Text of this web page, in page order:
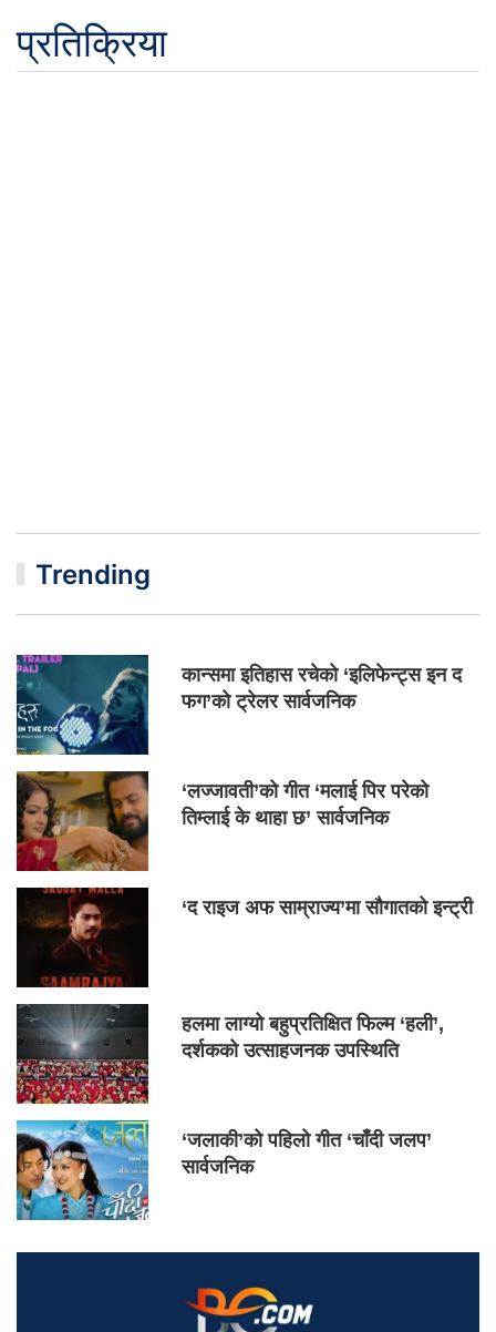
प्रतिक्रिया
Trending
कान्समा इतिहास रचेको ‘इलिफेन्ट्स इन द
फग’को ट्रेलर सार्वजनिक
‘लज्जावती’को गीत ‘मलाई पिर परेको
तिम्लाई के थाहा छ’ सार्वजनिक
‘द राइज अफ साम्राज्य’मा सौगातको इन्ट्री
हलमा लाग्यो बहुप्रतिक्षित फिल्म ‘हली’,
दर्शकको उत्साहजनक उपस्थिति
‘जलाकी’को पहिलो गीत ‘चाँदी जलप’
सार्वजनिक